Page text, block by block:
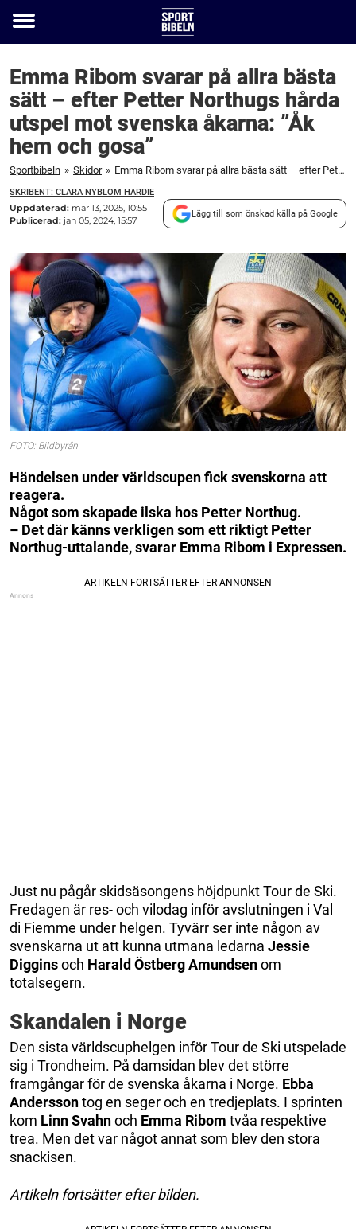
Toggle
Emma Ribom svarar på allra bästa
sätt – efter Petter Northugs hårda
utspel mot svenska åkarna: ”Åk
hem och gosa”
Sportbibeln » Skidor » Emma Ribom svarar på allra bästa sätt – efter Petter Northugs hårda utspel mot svenska åkarna: ”Åk hem och gosa”
SKRIBENT: CLARA NYBLOM HARDIE
Uppdaterad: mar 13, 2025, 10:55
Publicerad: jan 05, 2024, 15:57
Lägg till som önskad källa på Google
FOTO: Bildbyrån
Händelsen under världscupen fick svenskorna att
reagera.
Något som skapade ilska hos Petter Northug.
– Det där känns verkligen som ett riktigt Petter
Northug-uttalande, svarar Emma Ribom i Expressen.
Just nu pågår skidsäsongens höjdpunkt Tour de Ski.
Fredagen är res- och vilodag inför avslutningen i Val
di Fiemme under helgen. Tyvärr ser inte någon av
svenskarna ut att kunna utmana ledarna Jessie
Digginsoch Harald Östberg Amundsenom
totalsegern.
Skandalen i Norge
Den sista världscuphelgen inför Tour de Ski utspelade
sig i Trondheim. På damsidan blev det större
framgångar för de svenska åkarna i Norge. Ebba
Anderssontog en seger och en tredjeplats. I sprinten
kom Linn Svahnoch Emma Ribom tvåa respektive
trea. Men det var något annat som blev den stora
snackisen.
Artikeln fortsätter efter bilden.